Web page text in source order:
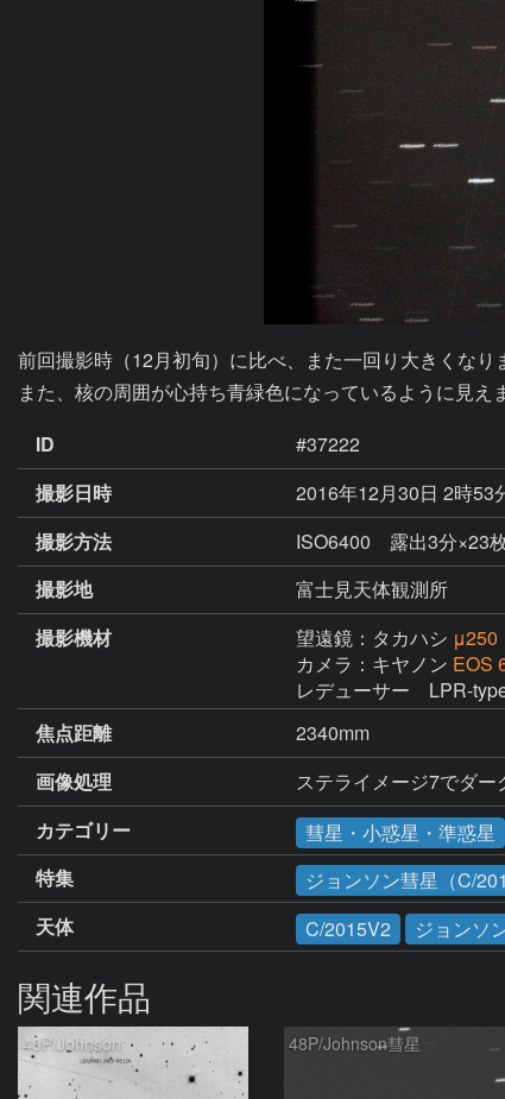
前回撮影時（12月初旬）に比べ、また一回り大きくなり
また、核の周囲が心持ち青緑色になっているように見え
ID
#37222
撮影日時
2016年12月30日 2時53
撮影方法
ISO6400 露出3分×23
撮影地
富士見天体観測所
撮影機材
望遠鏡：タカハシ μ250
カメラ：キヤノン EOS
レデューサー　LPR-
焦点距離
2340mm
画像処理
ステライメージ7でダ
カテゴリー
彗星・小惑星・準惑星
特集
ジョンソン彗星（C/
天体
C/2015V2 ジョンソ
関連作品
48P/Johnson 48P/Johnson彗星